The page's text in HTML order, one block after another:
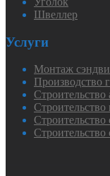
Швеллер
Услуги
Монтаж
Производство
Строительство
Строительство